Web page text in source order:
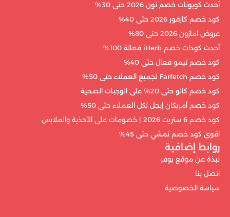
أحدث كوبونات خصم نون 2026 حتى 30%
كود خصم كارفور 2026 حتى 40%
عروض امازون 2026 حتى 80%
أحدث كودات خصم iHerb فعالة 100%
كود خصم تيمو فعال حتى 40%
كود خصم Farfetch لجميع العملاء حتى 50%
كود خصم كالو حتى 20% على الوجبات الصحية
كود خصم أمريكان إيجل لكل العملاء حتى 50%
كود خصم 6 ستريت 2026 | خصومات على الأحذية والملابس
اقوى كود خصم نمشي حتى 45%
روابط إضافية
نبذة عن موقع يوفر
اتصل بنا
سياسة الخصوصية